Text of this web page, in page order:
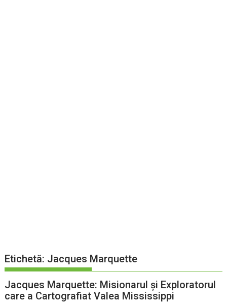
Etichetă: Jacques Marquette
Jacques Marquette: Misionarul și Exploratorul
care a Cartografiat Valea Mississippi